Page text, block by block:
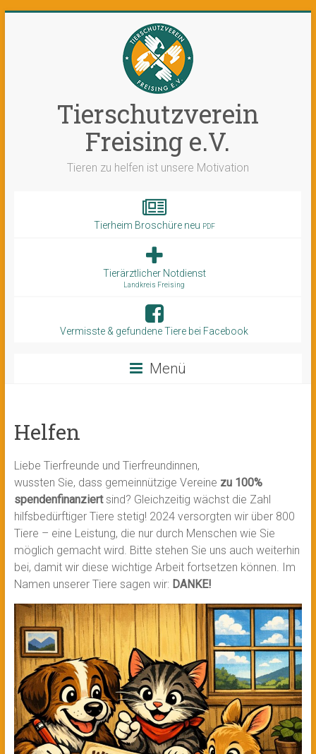
Tierschutzverein
Freising e.V.
Tieren zu helfen ist unsere Motivation
Tierheim Broschüre neu PDF
Tierärztlicher Notdienst
Landkreis Freising
Vermisste & gefundene Tiere bei Facebook
Menü
Helfen
Liebe Tierfreunde und Tierfreundinnen,
wussten Sie, dass gemeinnützige Vereine zu 100%
spendenfinanziertsind? Gleichzeitig wächst die Zahl
hilfsbedürftiger Tiere stetig! 2024 versorgten wir über 800
Tiere – eine Leistung, die nur durch Menschen wie Sie
möglich gemacht wird. Bitte stehen Sie uns auch weiterhin
bei, damit wir diese wichtige Arbeit fortsetzen können. Im
Namen unserer Tiere sagen wir: DANKE!